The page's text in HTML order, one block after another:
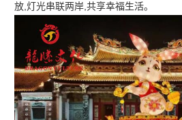
放,灯光串联两岸,共享幸福生活。